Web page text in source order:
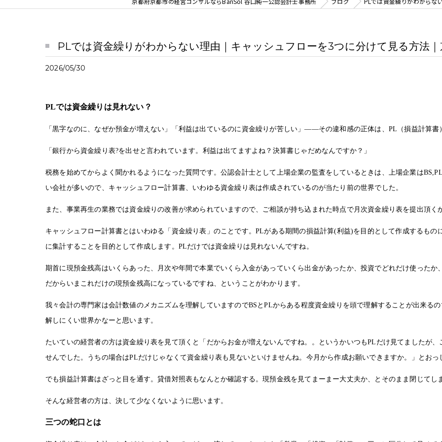
PLでは資金繰りがわからない理由｜キャッシュフローを3つに分けて見る方法
2026/05/30
PLでは資金繰りは見れない？
「黒字なのに、なぜか預金が増えない」「利益は出ているのに資金繰りが苦しい」——その違和感の正体は、PL（損益計算
「銀行から資金繰り表?を出せと言われています。利益は出てますよね？決算書じゃだめなんですか？」
税務を始めてからよく聞かれるようになった質問です。公認会計士として上場企業の監査をしているときは、上場企業は
い会社が多いので、キャッシュフロー計算書、いわゆる資金繰り表は作成されているのが当たり前の世界でした。
また、事業再生の業務では資金繰りの改善が求められていますので、ご相談が持ち込まれた時点で月次資金繰り表を提出頂
キャッシュフロー計算書とはいわゆる「資金繰り表」のことです。PLがある期間の損益計算(利益)を目的として作成するもの
に集計することを目的として作成します。PLだけでは資金繰りは見れないんですね。
期首に現預金残高はいくらあった、月次や年間で本業でいくら入金があっていくら出金があったか、投資でどれだけ使った
だからいまこれだけの現預金残高になっているですね、ということがわかります。
我々会計の専門家は会計数値のメカニズムを理解していますのでBSとPLからある程度資金繰りを頭で理解することが出来る
解しにくい世界かなーと思います。
たいていの経営者の方は資金繰り表を見て頂くと「だからお金が増えないんですね。。というかいつもPLだけ見てましたが
せんでした。うちの場合はPLだけじゃなくて資金繰り表も見ないといけませんね。今月から作成お願いできますか。」とおっ
でも損益計算書はざっと目を通す。貸借対照表もなんとか確認する。現預金残を見てまーまー大丈夫か、とそのまま閉じてし
そんな経営者の方は、決して少なくないように思います。
三つの蛇口とは